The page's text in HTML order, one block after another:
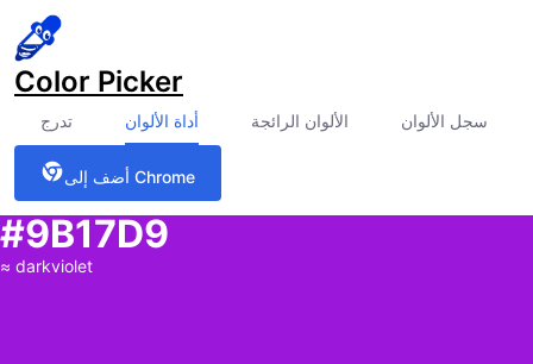
Color Picker
تدرج أداة الألوان الألوان الرائجة سجل الألوان
أضف إلى Chrome
#9B17D9
≈ darkviolet